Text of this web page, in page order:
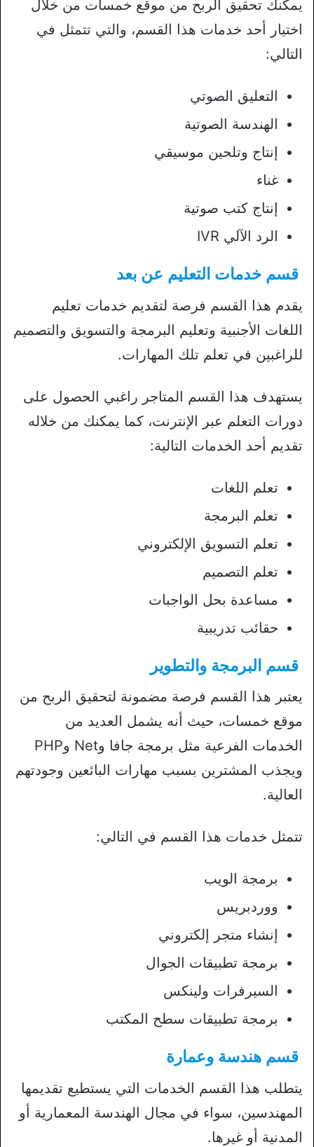
يمكنك تحقيق الربح من موقع خمسات من خلال
اختيار أحد خدمات هذا القسم، والتي تتمثل في
التالي:
التعليق الصوتي
الهندسة الصوتية
إنتاج وتلحين موسيقي
غناء
إنتاج كتب صوتية
الرد الآلي IVR
قسم خدمات التعليم عن بعد
يقدم هذا القسم فرصة لتقديم خدمات تعليم
اللغات الأجنبية وتعليم البرمجة والتسويق والتصميم
للراغبين في تعلم تلك المهارات.
يستهدف هذا القسم المتاجر راغبي الحصول على
دورات التعلم عبر الإنترنت، كما يمكنك من خلاله
تقديم أحد الخدمات التالية:
تعلم اللغات
تعلم البرمجة
تعلم التسويق الإلكتروني
تعلم التصميم
مساعدة بحل الواجبات
حقائب تدريبية
قسم البرمجة والتطوير
يعتبر هذا القسم فرصة مضمونة لتحقيق الربح من
موقع خمسات، حيث أنه يشمل العديد من
الخدمات الفرعية مثل برمجة جافا وNet وPHP
ويجذب المشترين بسبب مهارات البائعين وجودتهم
العالية.
تتمثل خدمات هذا القسم في التالي:
برمجة الويب
ووردبريس
إنشاء متجر إلكتروني
برمجة تطبيقات الجوال
السيرفرات ولينكس
برمجة تطبيقات سطح المكتب
قسم هندسة وعمارة
يتطلب هذا القسم الخدمات التي يستطيع تقديمها
المهندسين، سواء في مجال الهندسة المعمارية أو
المدنية أو غيرها.